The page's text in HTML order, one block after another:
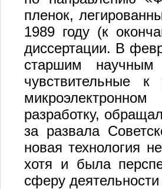
пленок,
1989 году (к
диссертации. В
старшим научным
чувствительные
разработку,
за развала
новая технология
хотя и была
сферу